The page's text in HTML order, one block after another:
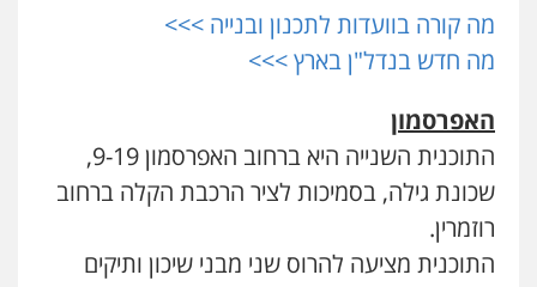
מה קורה בוועדות לתכנון ובנייה >>>
מה חדש בנדל"ן בארץ >>>
האפרסמון
התוכנית השנייה היא ברחוב האפרסמון 9-19,
שכונת גילה, בסמיכות לציר הרכבת הקלה ברחוב
רוזמרין.
התוכנית מציעה להרוס שני מבני שיכון ותיקים